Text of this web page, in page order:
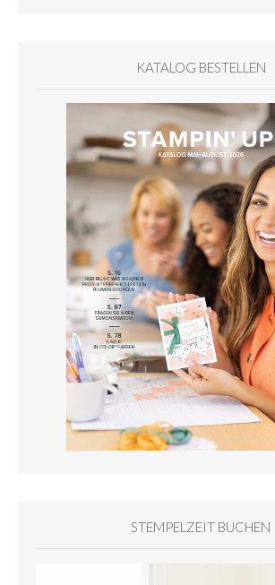
KATALOG BESTELLEN
STEMPELZEIT BUCHEN